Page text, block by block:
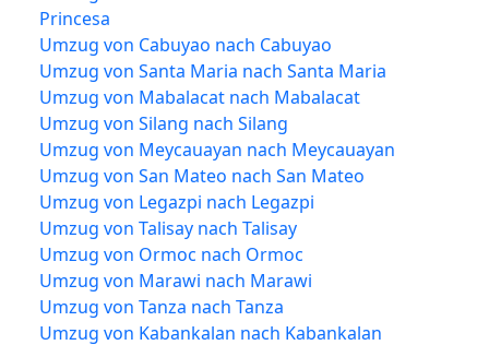
Princesa
Umzug von Cabuyao nach Cabuyao
Umzug von Santa Maria nach Santa Maria
Umzug von Mabalacat nach Mabalacat
Umzug von Silang nach Silang
Umzug von Meycauayan nach Meycauayan
Umzug von San Mateo nach San Mateo
Umzug von Legazpi nach Legazpi
Umzug von Talisay nach Talisay
Umzug von Ormoc nach Ormoc
Umzug von Marawi nach Marawi
Umzug von Tanza nach Tanza
Umzug von Kabankalan nach Kabankalan